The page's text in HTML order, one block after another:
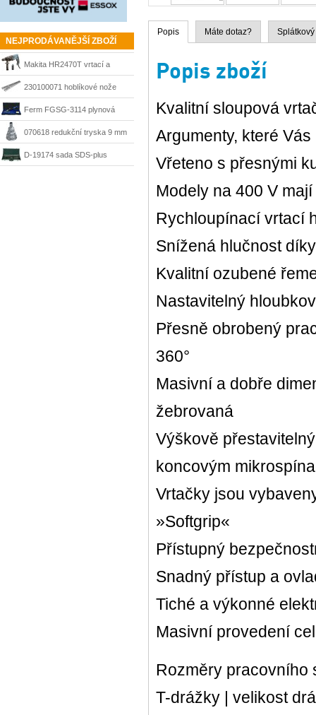
NEJPRODÁVANĚJŠÍ ZBOŽÍ
Makita HR2470T vrtací a
sekací kladivo 780 W, SDS-
Plus
230100071 hoblíkové nože
HSS 210 mm Matrix
Ferm FGSG-3114 plynová
pájka SGM1006
070618 redukční tryska 9 mm
Steinel
D-19174 sada SDS-plus
Popis Máte dotaz?
Popis zboží
Kvalitní sloupová
Argumenty, které
Vřeteno s přesnými
Modely na 400 V
Rychloupínací vrtací
Snížená hlučnost
Kvalitní ozubené
Nastavitelný
Přesně obrobený
360°
Masivní a dobře
žebrovaná
Výškově
koncovým
Vrtačky jsou
»Softgrip«
Přístupný
Snadný přístup a
Tiché a výkonné
Masivní provedení
Rozměry pracovního
T-drážky | velikost